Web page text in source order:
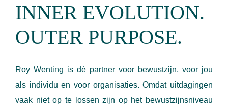
INNER EVOLUTION.
OUTER PURPOSE.
Roy Wenting is dé partner voor bewustzijn, voor jou
als individu en voor organisaties. Omdat uitdagingen
vaak niet op te lossen zijn op het bewustzijnsniveau